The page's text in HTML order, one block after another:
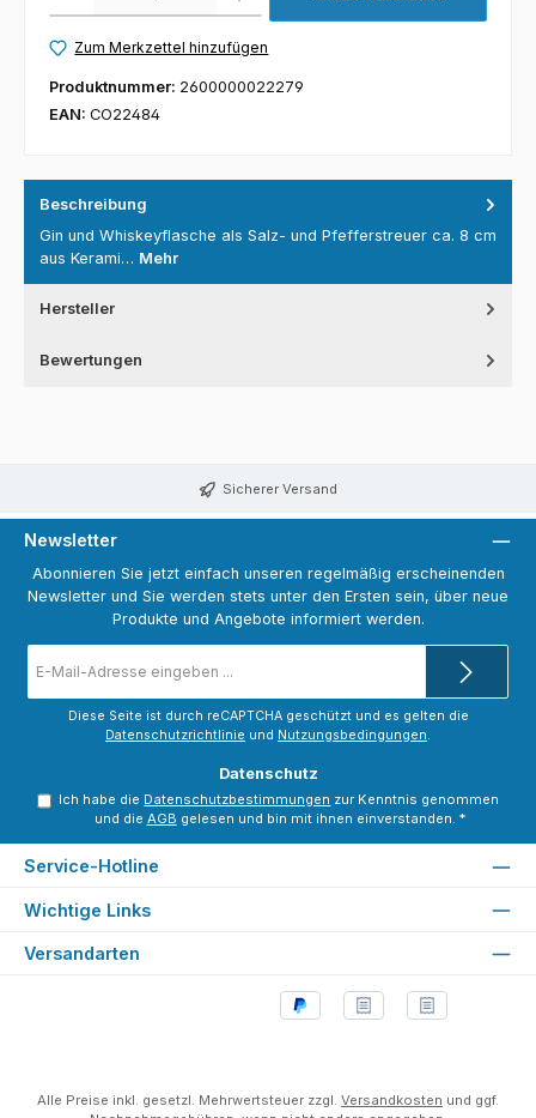
Zum Merkzettel hinzufügen
Produktnummer: 2600000022279
EAN: CO22484
Beschreibung
Gin und Whiskeyflasche als Salz- und Pfefferstreuer ca. 8 cm
aus Kerami… Mehr
Hersteller
Bewertungen
Sicherer Versand
Newsletter
Abonnieren Sie jetzt einfach unseren regelmäßig erscheinenden
Newsletter und Sie werden stets unter den Ersten sein, über neue
Produkte und Angebote informiert werden.
Mail-
Adresse
Diese Seite ist durch reCAPTCHA geschützt und es gelten die
Datenschutzrichtlinie und Nutzungsbedingungen.
Datenschutz
Ich habe die Datenschutzbestimmungen zur Kenntnis genommen
und die AGB gelesen und bin mit ihnen einverstanden. *
Service-Hotline
Wichtige Links
Versandarten
Alle Preise inkl. gesetzl. Mehrwertsteuer zzgl. Versandkosten und ggf.